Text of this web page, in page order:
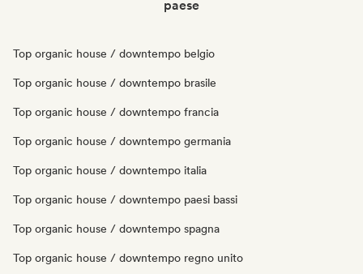
paese
Top organic house / downtempo belgio
Top organic house / downtempo brasile
Top organic house / downtempo francia
Top organic house / downtempo germania
Top organic house / downtempo italia
Top organic house / downtempo paesi bassi
Top organic house / downtempo spagna
Top organic house / downtempo regno unito